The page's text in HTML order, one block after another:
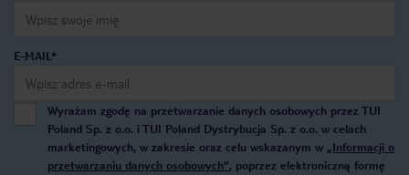
E-MAIL*
Wyrażam zgodę na przetwarzanie danych osobowych przez TUI
Poland Sp. z o.o. i TUI Poland Dystrybucja Sp. z o.o. w celach
marketingowych, w zakresie oraz celu wskazanym w „Informacji o
przetwarzaniu danych osobowych”, poprzez elektroniczną formę